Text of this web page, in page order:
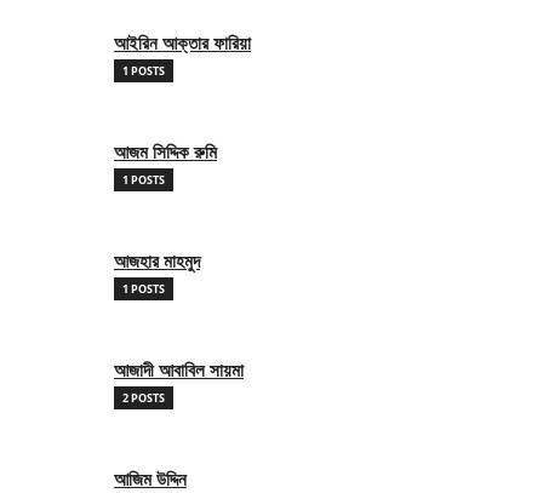
আইরিন আক্তার ফারিয়া
1 POSTS
আজম সিদ্দিক রুমি
1 POSTS
আজহার মাহমুদ
1 POSTS
আজাদী আবাবিল সায়মা
2 POSTS
আজিম উদ্দিন